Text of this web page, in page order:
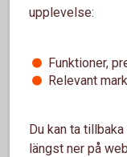
med
som
Vill du
för dig och
upplevelse:
Funktioner,
Relevant
Du kan ta
längst ner på